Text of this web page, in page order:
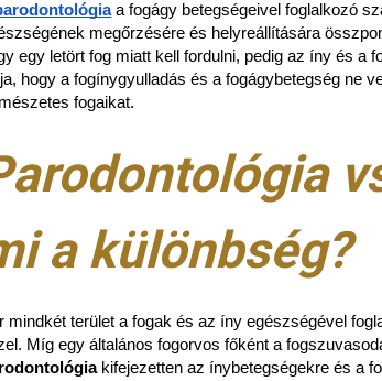
a fogágy betegségeivel foglalkozó
megőrzésére és helyreállítására
egy letört fog miatt kell fordulni, pedig az íny és a
hogy a fogínygyulladás és a fogágybetegség ne
fogaikat.
a különbség?
mindkét terület a fogak és az íny egészségével
Míg egy általános fogorvos főként a
kifejezetten az ínybetegségekre és a